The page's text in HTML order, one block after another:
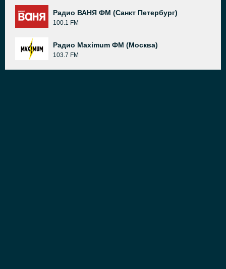
Радио ВАНЯ ФМ (Санкт Петербург)
100.1 FM
Радио Maximum ФМ (Москва)
103.7 FM